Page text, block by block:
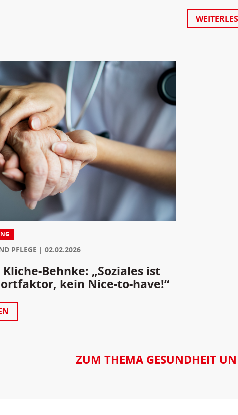
PFLEGE 02.02.2026
Behnke: „Soziales ist
kein Nice-to-have!“
ZUM THEMA GESUNDHEIT